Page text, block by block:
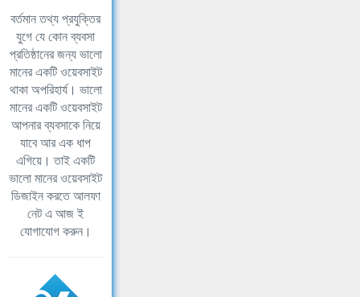
বর্তমান তথ্য প্রযুক্তির
যুগে যে কোন ব্যবসা
প্রতিষ্ঠানের জন্য ভালো
মানের একটি ওয়েবসাইট
থাকা অপরিহার্য। ভালো
মানের একটি ওয়েবসাইট
আপনার ব্যবসাকে নিয়ে
যাবে আর এক ধাপ
এগিয়ে। তাই একটি
ভালো মানের ওয়েবসাইট
ডিজাইন করতে আলফা
নেট এ আজ ই
যোগাযোগ করুন।